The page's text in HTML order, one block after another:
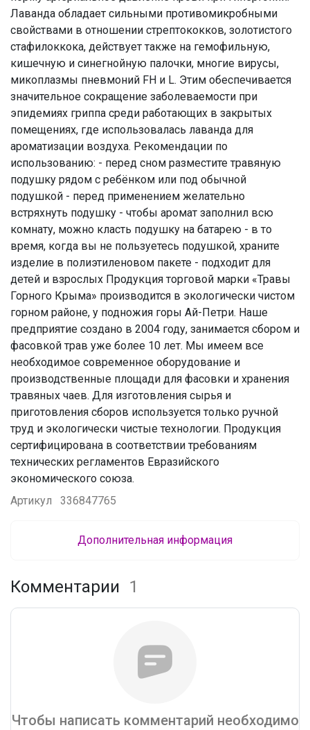
Лаванда обладает сильными противомикробными
свойствами в отношении стрептококков, золотистого
стафилоккока, действует также на гемофильную,
кишечную и синегнойную палочки, многие вирусы,
микоплазмы пневмоний FH и L. Этим обеспечивается
значительное сокращение заболеваемости при
эпидемиях гриппа среди работающих в закрытых
помещениях, где использовалась лаванда для
ароматизации воздуха. Рекомендации по
использованию: - перед сном разместите травяную
подушку рядом с ребёнком или под обычной
подушкой - перед применением желательно
встряхнуть подушку - чтобы аромат заполнил всю
комнату, можно класть подушку на батарею - в то
время, когда вы не пользуетесь подушкой, храните
изделие в полиэтиленовом пакете - подходит для
детей и взрослых Продукция торговой марки «Травы
Горного Крыма» производится в экологически чистом
горном районе, у подножия горы Ай-Петри. Наше
предприятие создано в 2004 году, занимается сбором и
фасовкой трав уже более 10 лет. Мы имеем все
необходимое современное оборудование и
производственные площади для фасовки и хранения
травяных чаев. Для изготовления сырья и
приготовления сборов используется только ручной
труд и экологически чистые технологии. Продукция
сертифицирована в соответствии требованиям
технических регламентов Евразийского
экономического союза.
Артикул
336847765
Дополнительная информация
Комментарии 1
Чтобы написать комментарий необходимо